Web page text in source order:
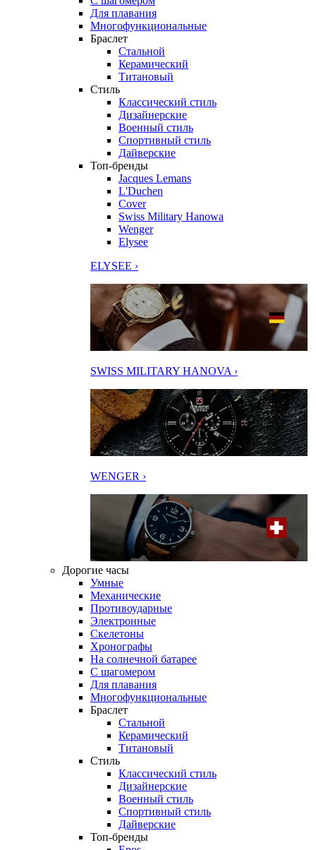
Для плавания
Многофункциональные
Браслет
Стальной
Керамический
Титановый
Стиль
Классический стиль
Дизайнерские
Военный стиль
Спортивный стиль
Дайверские
Топ-бренды
Jacques Lemans
L'Duchen
Cover
Swiss Military Hanowa
Wenger
Elysee
ELYSEE ›
SWISS MILITARY HANOVA ›
WENGER ›
Дорогие часы
Умные
Механические
Противоударные
Электронные
Скелетоны
Хронографы
На солнечной батарее
С шагомером
Для плавания
Многофункциональные
Браслет
Стальной
Керамический
Титановый
Стиль
Классический стиль
Дизайнерские
Военный стиль
Спортивный стиль
Дайверские
Топ-бренды